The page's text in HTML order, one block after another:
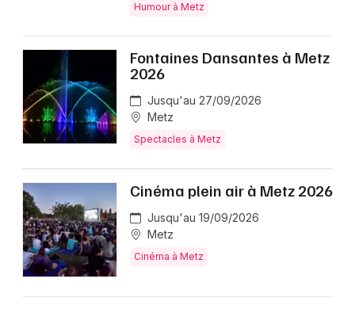
Humour à Metz
Fontaines Dansantes à Metz
2026
Jusqu'au 27/09/2026
Metz
Spectacles à Metz
Cinéma plein air à Metz 2026
Jusqu'au 19/09/2026
Metz
Cinéma à Metz